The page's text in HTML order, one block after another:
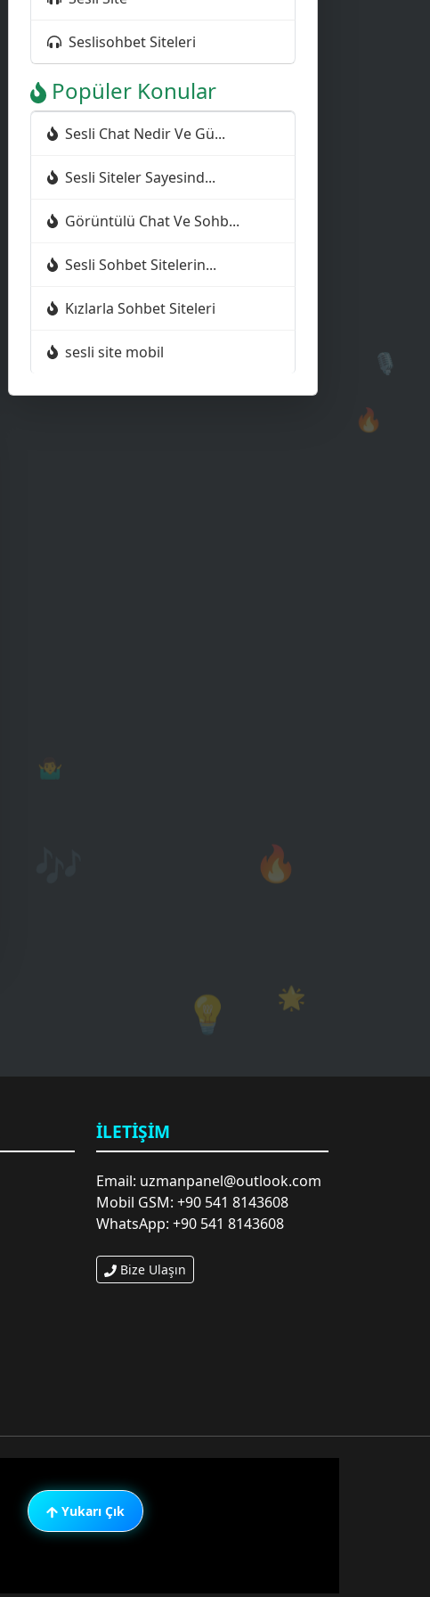
🌟
🔥
🤷‍♂️
🔥
🎙️
💡
🎙️
Seslisohbet Siteleri
Popüler Konular
Sesli Chat Nedir Ve Gü...
Sesli Siteler Sayesind...
Görüntülü Chat Ve Sohb...
Sesli Sohbet Sitelerin...
Kızlarla Sohbet Siteleri
sesli site mobil
İLETIŞIM
Email: uzmanpanel@outlook.com
Mobil GSM: +90 541 8143608
WhatsApp: +90 541 8143608
Bize Ulaşın
Yukarı Çık